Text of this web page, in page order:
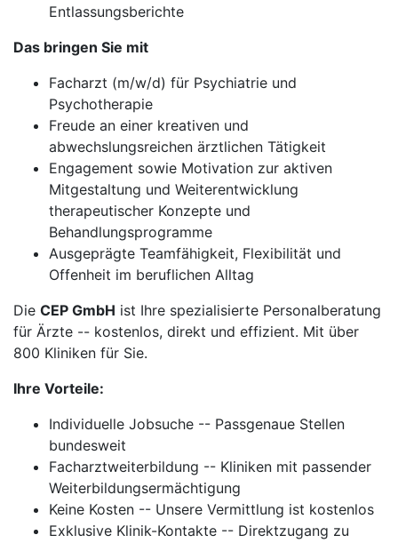
Entlassungsberichte
Das bringen Sie mit
Facharzt (m/w/d) für Psychiatrie und
Psychotherapie
Freude an einer kreativen und
abwechslungsreichen ärztlichen Tätigkeit
Engagement sowie Motivation zur aktiven
Mitgestaltung und Weiterentwicklung
therapeutischer Konzepte und
Behandlungsprogramme
Ausgeprägte Teamfähigkeit, Flexibilität und
Offenheit im beruflichen Alltag
Die CEP GmbH ist Ihre spezialisierte Personalberatung
für Ärzte -- kostenlos, direkt und effizient. Mit über
800 Kliniken für Sie.
Ihre Vorteile:
Individuelle Jobsuche -- Passgenaue Stellen
bundesweit
Facharztweiterbildung -- Kliniken mit passender
Weiterbildungsermächtigung
Keine Kosten -- Unsere Vermittlung ist kostenlos
Exklusive Klinik-Kontakte -- Direktzugang zu